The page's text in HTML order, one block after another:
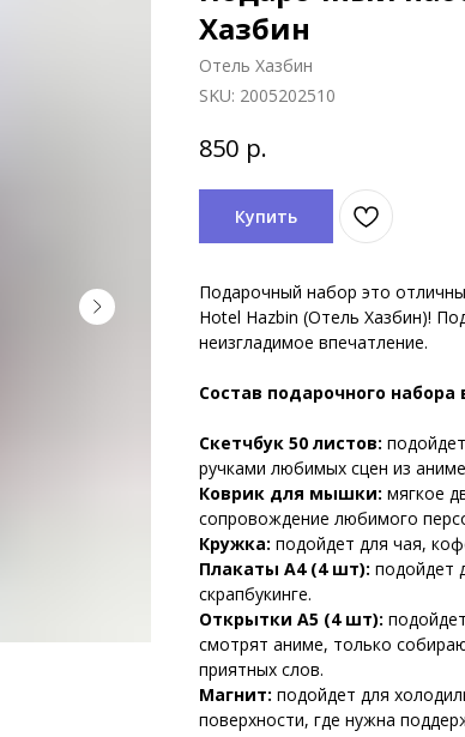
Хазбин
Отель Хазбин
SKU: 2005202510
850 р.
Купить
Подарочный набор это
Hotel Hazbin (Отель Хазбин)!
неизгладимое впечатление.
Состав подарочного набора
Скетчбук 50 листов:
ручками любимых сцен из
Коврик для мышки: мягкое
сопровождение любимого
Кружка: подойдет для чая,
Плакаты А4 (4 шт): подойдет
скрапбукинге.
Открытки А5 (4 шт):
смотрят аниме, только
приятных слов.
Магнит: подойдет для
поверхности, где нужна